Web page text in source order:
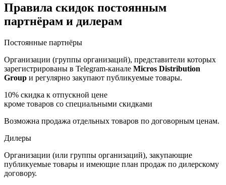
Правила скидок постоянным
партнёрам и дилерам
Постоянные партнёры
Организации (группы организаций), представители которых
зарегистрированы в Telegram-канале Micros Distribution
Group и регулярно закупают публикуемые товары.
10% скидка к отпускной цене
кроме товаров со специальными скидками
Возможна продажа отдельных товаров по договорным ценам.
Дилеры
Организации (или группы организаций), закупающие
публикуемые товары и имеющие план продаж по дилерскому
договору.